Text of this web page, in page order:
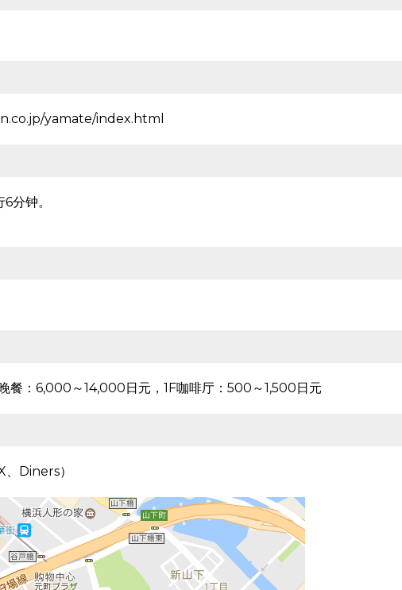
yamate/index.html
分钟。
餐：6,000～14,000日元，1F咖啡厅：500～1,500日元
Diners）